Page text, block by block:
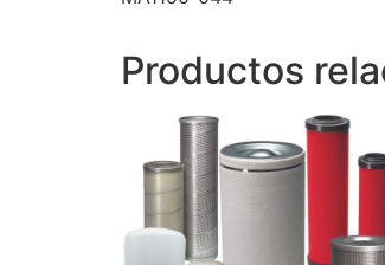
Productos